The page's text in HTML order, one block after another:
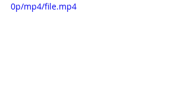
0p/mp4/file.mp4